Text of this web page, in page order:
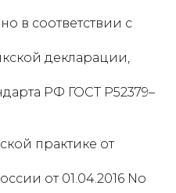
в соответствии с
декларации,
РФ ГОСТ Р52379–
практике от
от 01.04.2016 No